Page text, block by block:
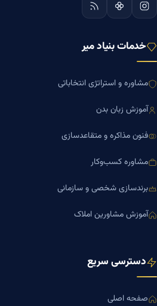
خدمات بنیاد میر
مشاوره و استراتژی انتخاباتی
آموزش زبان بدن
فنون مذاکره و متقاعدسازی
مشاوره کسب‌وکار
برندسازی شخصی و سازمانی
آموزش مشاورین املاک
دسترسی سریع
صفحه اصلی